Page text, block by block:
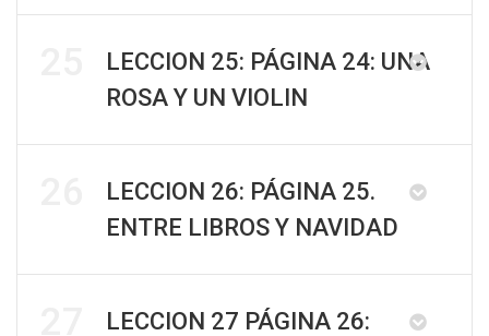
LECCION 25: PÁGINA 24: UNA
ROSA Y UN VIOLIN
LECCION 26: PÁGINA 25.
ENTRE LIBROS Y NAVIDAD
LECCION 27 PÁGINA 26: